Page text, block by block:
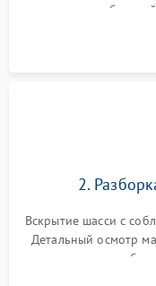
питания и
корпуса
2.
Вскрытие шасси с
Детальный осмотр
контроллеров и